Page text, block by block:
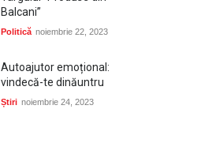
Balcani”
Politică noiembrie 22, 2023
Autoajutor emoțional:
vindecă-te dinăuntru
Știri noiembrie 24, 2023